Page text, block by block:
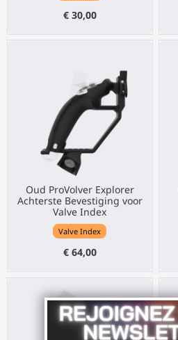
€ 30,00
Oud ProVolver Explorer
Achterste Bevestiging voor
Valve Index
Valve Index
€ 64,00